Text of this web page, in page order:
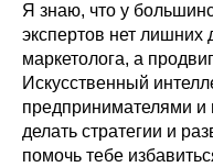
Я знаю, что у
экспертов нет лишних
маркетолога, а
Искусственный
предпринимателями и
делать стратегии и
помочь тебе